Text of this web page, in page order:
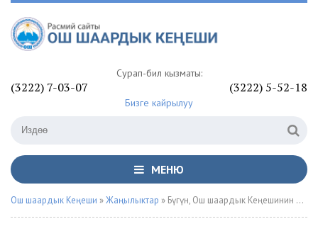
Сурап-билүү кызматы:
(3222) 7-03-07 (3222) 5-52-18
Бизге кайрылуу
МЕНЮ
Ош шаардык Кеңеши »Жаңылыктар » Бүгүн, Ош шаардык Кеңешинин жыйындар залында Кыргыз Республикасынын Жогорку Кеңешинин Бюджет, экономикалык жана фискалдык саясат боюнча комитетинин көчмө жыйыны болуп өттү